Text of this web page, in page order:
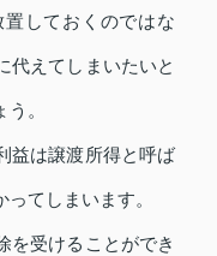
しておくのではな
代えてしまいたいと
。
益は譲渡所得と呼ば
てしまいます。
を受けることができ